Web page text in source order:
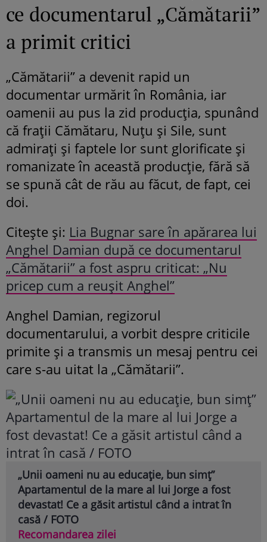
ce documentarul „Cămătarii”
a primit critici
„Cămătarii” a devenit rapid un
documentar urmărit în România, iar
oamenii au pus la zid producția, spunând
că frații Cămătaru, Nuțu și Sile, sunt
admirați și faptele lor sunt glorificate și
romanizate în această producție, fără să
se spună cât de rău au făcut, de fapt, cei
doi.
Citește și: Lia Bugnar sare în apărarea lui
Anghel Damian după ce documentarul
„Cămătarii” a fost aspru criticat: „Nu
pricep cum a reușit Anghel”
Anghel Damian, regizorul
documentarului, a vorbit despre criticile
primite și a transmis un mesaj pentru cei
care s-au uitat la „Cămătarii”.
„Unii oameni nu au educație, bun simț”
Apartamentul de la mare al lui Jorge a fost
devastat! Ce a găsit artistul când a intrat în
casă / FOTO
Recomandarea zilei